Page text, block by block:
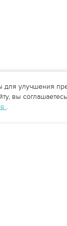
улучшения
вы
.